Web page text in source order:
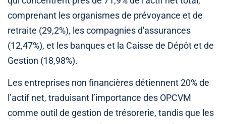
comprenant les organismes de prévoyance et de
retraite (29,2%), les compagnies d'assurances
(12,47%), et les banques et la Caisse de Dépôt et de
Gestion (18,98%).
Les entreprises non financières détiennent 20% de
l’actif net, traduisant l’importance des OPCVM
comme outil de gestion de trésorerie, tandis que les